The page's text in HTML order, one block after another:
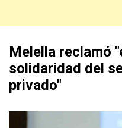
Melella reclamó
solidaridad del
privado"